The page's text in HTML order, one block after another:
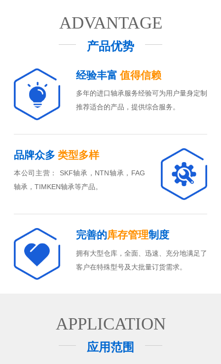
ADVANTAGE
产品优势
经验丰富值得信赖
多年的进口轴承服务经验可为用户量身定制
推荐适合的产品，提供综合服务。
品牌众多 类型多样
本公司主营： SKF轴承，NTN轴承，FAG
轴承，TIMKEN轴承等产品。
完善的库存管理制度
拥有大型仓库，全面、迅速、充分地满足了
客户在特殊型号及大批量订货需求。
APPLICATION
应用范围